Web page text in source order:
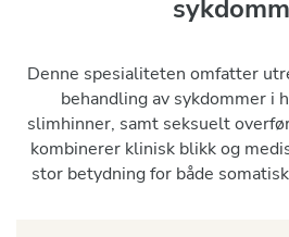
Denne spesialiteten omfatter
behandling av sykdommer i
slimhinner, samt seksuelt
kombinerer klinisk blikk og
stor betydning for både